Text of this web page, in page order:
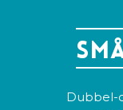
Dubbel-